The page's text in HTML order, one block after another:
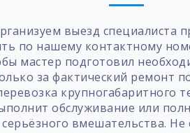
выезд специалиста
по нашему контактному
мастер подготовил
за фактический ремонт
крупногабаритного
обслуживание или
вмешательства.